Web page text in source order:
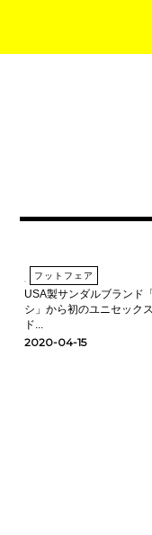
フットフェア
USA製サンダルブランド
シ」から初のユニセック
ド...
2020-04-15